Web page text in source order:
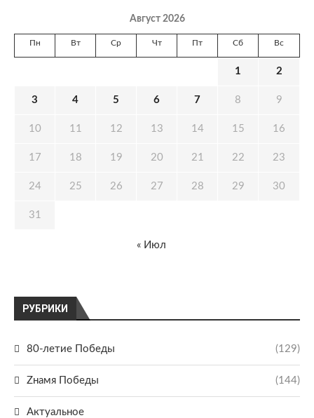
РУБРИКИ
80-летие Победы (129)
Zнамя Победы (144)
Актуальное
Август 2026
Пн Вт Ср Чт Пт Сб Вс
1 2
3 4 5 6 7 8 9
10 11 12 13 14 15 16
17 18 19 20 21 22 23
24 25 26 27 28 29 30
31
« Июл